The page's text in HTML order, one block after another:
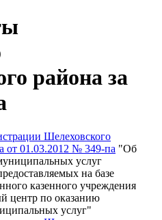
района за
Шелеховского
от 01.03.2012 № 349-па "Об
услуг
на базе
казенного учреждения
центр по оказанию
услуг"